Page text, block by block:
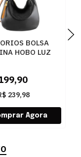
BOLSA
HOBO LUZ
239,98